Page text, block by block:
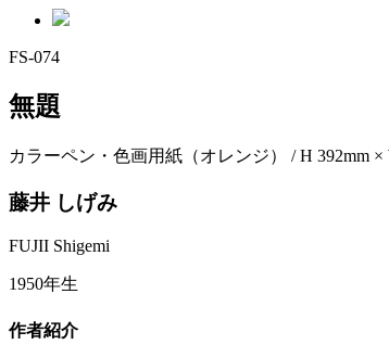
FS-074
無題
カラーペン・色画用紙（オレンジ） / H 392mm ×
藤井 しげみ
FUJII Shigemi
1950年生
作者紹介